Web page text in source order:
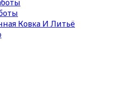
Ковка И Литьё